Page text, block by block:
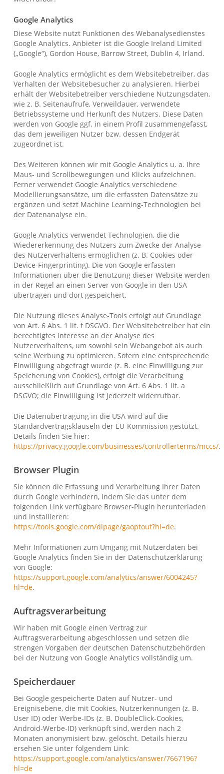
Google Analytics
Diese Website nutzt Funktionen des Webanalysedienstes
Google Analytics. Anbieter ist die Google Ireland Limited
(„Google“), Gordon House, Barrow Street, Dublin 4, Irland.
Google Analytics ermöglicht es dem Websitebetreiber, das
Verhalten der Websitebesucher zu analysieren. Hierbei
erhält der Websitebetreiber verschiedene Nutzungsdaten,
wie z. B. Seitenaufrufe, Verweildauer, verwendete
Betriebssysteme und Herkunft des Nutzers. Diese Daten
werden von Google ggf. in einem Profil zusammengefasst,
das dem jeweiligen Nutzer bzw. dessen Endgerät
zugeordnet ist.
Des Weiteren können wir mit Google Analytics u. a. Ihre
Maus- und Scrollbewegungen und Klicks aufzeichnen.
Ferner verwendet Google Analytics verschiedene
Modellierungsansätze, um die erfassten Datensätze zu
ergänzen und setzt Machine Learning-Technologien bei
der Datenanalyse ein.
Google Analytics verwendet Technologien, die die
Wiedererkennung des Nutzers zum Zwecke der Analyse
des Nutzerverhaltens ermöglichen (z. B. Cookies oder
Device-Fingerprinting). Die von Google erfassten
Informationen über die Benutzung dieser Website werden
in der Regel an einen Server von Google in den USA
übertragen und dort gespeichert.
Die Nutzung dieses Analyse-Tools erfolgt auf Grundlage
von Art. 6 Abs. 1 lit. f DSGVO. Der Websitebetreiber hat ein
berechtigtes Interesse an der Analyse des
Nutzerverhaltens, um sowohl sein Webangebot als auch
seine Werbung zu optimieren. Sofern eine entsprechende
Einwilligung abgefragt wurde (z. B. eine Einwilligung zur
Speicherung von Cookies), erfolgt die Verarbeitung
ausschließlich auf Grundlage von Art. 6 Abs. 1 lit. a
DSGVO; die Einwilligung ist jederzeit widerrufbar.
Die Datenübertragung in die USA wird auf die
Standardvertragsklauseln der EU-Kommission gestützt.
Details finden Sie hier:
https://privacy.google.com/businesses/controllerterms/mccs/.
Browser Plugin
Sie können die Erfassung und Verarbeitung Ihrer Daten
durch Google verhindern, indem Sie das unter dem
folgenden Link verfügbare Browser-Plugin herunterladen
und installieren:
https://tools.google.com/dlpage/gaoptout?hl=de.
Mehr Informationen zum Umgang mit Nutzerdaten bei
Google Analytics finden Sie in der Datenschutzerklärung
von Google:
https://support.google.com/analytics/answer/6004245?
hl=de.
Auftragsverarbeitung
Wir haben mit Google einen Vertrag zur
Auftragsverarbeitung abgeschlossen und setzen die
strengen Vorgaben der deutschen Datenschutzbehörden
bei der Nutzung von Google Analytics vollständig um.
Speicherdauer
Bei Google gespeicherte Daten auf Nutzer- und
Ereignisebene, die mit Cookies, Nutzerkennungen (z. B.
User ID) oder Werbe-IDs (z. B. DoubleClick-Cookies,
Android-Werbe-ID) verknüpft sind, werden nach 2
Monaten anonymisiert bzw. gelöscht. Details hierzu
ersehen Sie unter folgendem Link:
https://support.google.com/analytics/answer/7667196?
hl=de